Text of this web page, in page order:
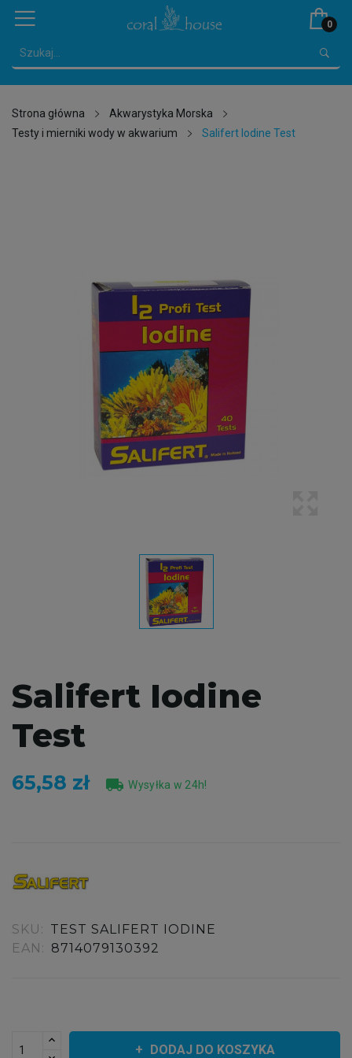
0
Strona główna
Akwarystyka Morska
Testy i mierniki wody w akwarium
Salifert Iodine Test
Salifert Iodine
Test
65,58 zł local_shipping Wysyłka w 24h!
SKU: TEST SALIFERT IODINE
EAN: 8714079130392
DODAJ DO KOSZYKA